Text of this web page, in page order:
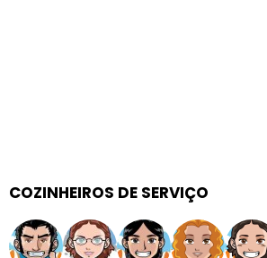
COZINHEIROS DE SERVIÇO